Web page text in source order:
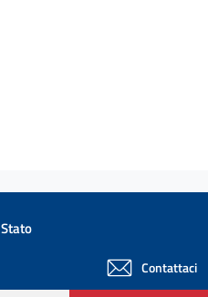
VI
Contattaci